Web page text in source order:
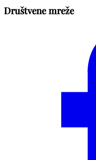
Društvene mreže